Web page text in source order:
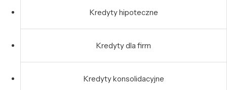
Kredyty hipoteczne
Kredyty dla firm
Kredyty konsolidacyjne